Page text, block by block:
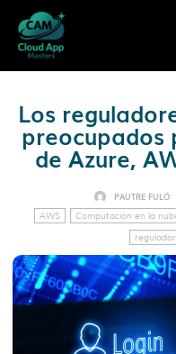
Los
preocupados
de Azure,
PAUTRE FULÓ
AWS Computación en la